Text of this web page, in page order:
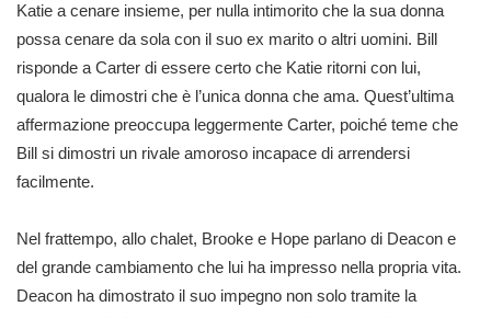
Katie a cenare insieme, per nulla intimorito che la sua donna
possa cenare da sola con il suo ex marito o altri uomini. Bill
risponde a Carter di essere certo che Katie ritorni con lui,
qualora le dimostri che è l’unica donna che ama. Quest’ultima
affermazione preoccupa leggermente Carter, poiché teme che
Bill si dimostri un rivale amoroso incapace di arrendersi
facilmente.
Nel frattempo, allo chalet, Brooke e Hope parlano di Deacon e
del grande cambiamento che lui ha impresso nella propria vita.
Deacon ha dimostrato il suo impegno non solo tramite la